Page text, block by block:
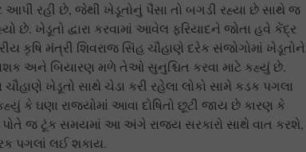
આપી રહી છે, જેથી ખેડૂતોનું પૈસા તો બગડી રહ્યા છે સાથે જ
છે. ખેડૂતો દ્વારા કરવામાં આવેલ ફરિયાદને જોતા હવે કેંદ્ર
કૃષિ મંત્રી શિવરાજ સિંહ ચૌહાણે દરેક સંજોગોમાં ખેડૂતોને
અને બિયારણ મળે તેઓ સુનુશ્ચિત કરવા માટે કહ્યું છે.
ખેડૂતો સાથે ચેડા કરી રહેલા લોકો સામે કડક પગલા
કે ઘણા રાજ્યોમાં આવા દોષિતો છૂટી જાય છે કારણ કે
પોતે જ ટૂંક સમયમાં આ અંગે રાજ્ય સરકારો સાથે વાત કરશે,
પગલાં લઈ શકાય.